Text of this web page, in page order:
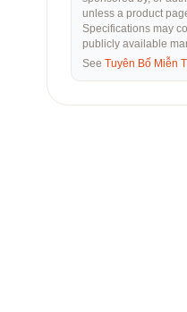
unless a product
Specifications may
publicly available
See Tuyên Bố Miễn